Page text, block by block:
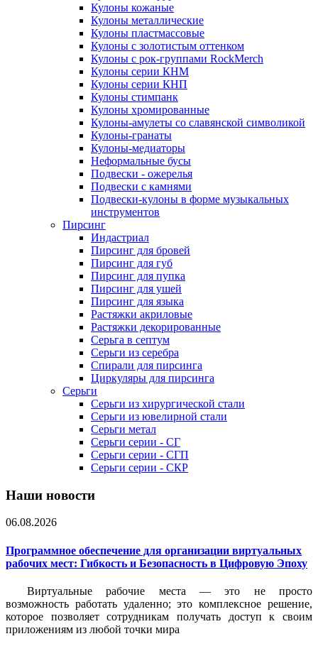
Кулоны кожаные
Кулоны металлические
Кулоны пластмассовые
Кулоны с золотистым оттенком
Кулоны с рок-группами RockMerch
Кулоны серии КНМ
Кулоны серии КНП
Кулоны стимпанк
Кулоны хромированные
Кулоны-амулеты со славянской символикой
Кулоны-гранаты
Кулоны-медиаторы
Неформальные бусы
Подвески - ожерелья
Подвески с камнями
Подвески-кулоны в форме музыкальных
инструментов
Пирсинг
Индастриал
Пирсинг для бровей
Пирсинг для губ
Пирсинг для пупка
Пирсинг для ушей
Пирсинг для языка
Растяжки акриловые
Растяжки декорированные
Серьга в септум
Серьги из серебра
Спирали для пирсинга
Циркуляры для пирсинга
Серьги
Серьги из хирургической стали
Серьги из ювелирной стали
Серьги метал
Серьги серии - СГ
Серьги серии - СГП
Серьги серии - СКР
Наши новости
06.08.2026
Программное обеспечение для организации виртуальных
рабочих мест: Гибкость и Безопасность в Цифровую Эпоху
Виртуальные рабочие места — это не просто
возможность работать удаленно; это комплексное решение,
которое позволяет сотрудникам получать доступ к своим
приложениям из любой точки мира